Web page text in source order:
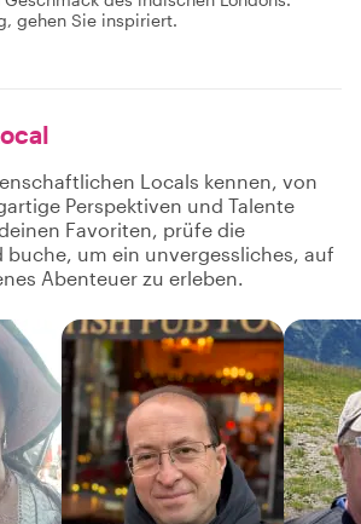
gehen Sie inspiriert.
Locals kennen, von
Perspektiven und Talente
Favoriten, prüfe die
buche, um ein unvergessliches, auf
Abenteuer zu erleben.